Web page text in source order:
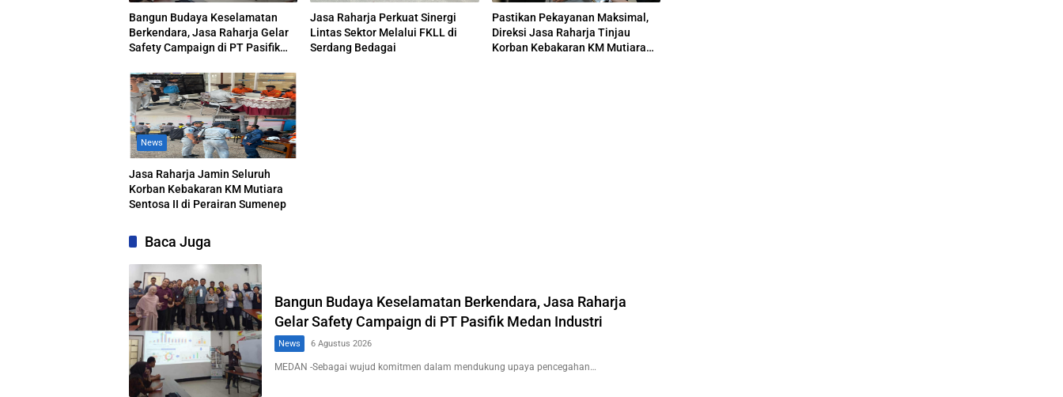
Bangun Budaya Keselamatan
Berkendara, Jasa Raharja Gelar
Safety Campaign di PT Pasifik
Jasa Raharja Perkuat Sinergi
Lintas Sektor Melalui FKLL di
Serdang Bedagai
Pastikan Pekayanan Maksimal,
Direksi Jasa Raharja Tinjau
Korban Kebakaran KM Mutiara
News
Jasa Raharja Jamin Seluruh
Korban Kebakaran KM Mutiara
Sentosa II di Perairan Sumenep
Baca Juga
Bangun Budaya Keselamatan Berkendara, Jasa Raharja
Gelar Safety Campaign di PT Pasifik Medan Industri
News 6 Agustus 2026
MEDAN -Sebagai wujud komitmen dalam mendukung upaya pencegahan…